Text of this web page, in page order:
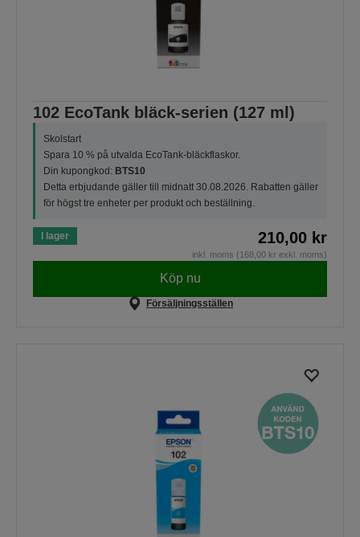
102 EcoTank bläck-serien (127 ml)
Skolstart
Spara 10 % på utvalda EcoTank-bläckflaskor.
Din kupongkod: BTS10
Detta erbjudande gäller till midnatt 30.08.2026. Rabatten gäller
för högst tre enheter per produkt och beställning.
I lager 210,00 kr
inkl. moms (168,00 kr exkl. moms)
Köp nu
Försäljningsställen